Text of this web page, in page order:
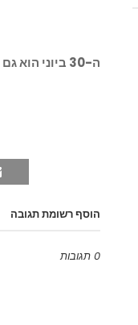
ה-30 ביוני הוא גם
הוסף רשומת תגובה
0 תגובות